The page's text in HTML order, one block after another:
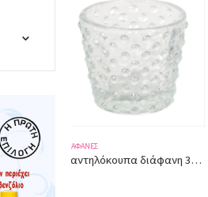
ΔΙΆΦΑΝΕΣ
Καντηλόκουπα διάφανη 3223 ύψος 6εκ.